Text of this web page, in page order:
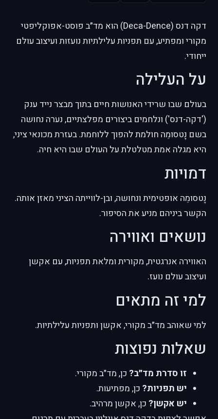
דקה דנס (Deca-Dence) הוא מד״ב פוסט-אפוקליפטי
מקורי ומפתיע, עם תפניות עלילתיות נועזות ועיצוב עולם
ייחודי.
על העלילה
בעולם שבו שרידי האנושות חיים בתוך מבצר נייד ענק
('דקה-דנס') ונלחמים ביצורים מפלצתיים, נערה נחושה
בשם נָטסומֵה חולמת להפוך ללוחמת. בעזרת מכונאי ציני,
היא מגלה אמת מטלטלת על העולם שבו היא חיה.
דמויות
נָטסומֵה אופטימית ונחושה, ובן-לווייתה הציני מאזן אותה.
הקשר ביניהם מניע את הסיפור.
נושאים ואווירה
האווירה אנרגטית, מקורית ומלאת תפניות, עם אקשן
ועיצוב עולם נועז.
למי זה מתאים
למי שאוהב מד״ב מקורי, אקשן ותפניות עלילתיות.
שאלות נפוצות
זו סדרת מד״ב? כן, מד״ב מקורי.
יש תפניות? כן, מפתיעות.
יש אקשן? כן, אקשן מרהיב.